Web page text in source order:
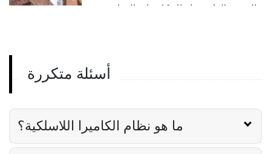
المشهد القانوني لنظام كاميرات المراقبة في
كاميرا الأمن في الهواء الطلق
المطاعم
Derrick McMahon Nov 24, 2023
أسئلة متكررة
ما هو نظام الكاميرا اللاسلكية؟